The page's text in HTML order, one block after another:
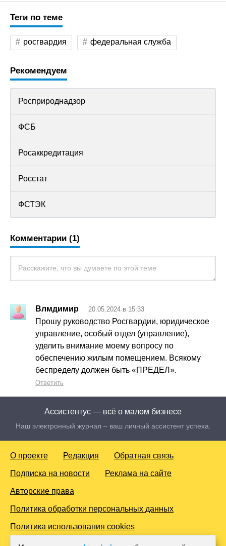
Теги по теме
росгвардия федеральная служба
Рекомендуем
Росприроднадзор
ФСБ
Росаккредитация
Росстат
ФСТЭК
Комментарии (1)
Влмдимир 20.05.2024 в 15:33
Прошу руководство Росгвардии, юридическое
управление, особый отдел (управление),
уделить внимание моему вопросу по
обеспечению жилым помещением. Всякому
беспределу должен быть «ПРЕДЕЛ».
Ответить
Ассистентус — всё о малом бизнесе
Наш электронный журнал – ваш личный ассистент успеха.
О проекте Редакция Обратная связь
Подписка на новости Реклама на сайте
Авторские права
Политика обработки персональных данных
Политика использования cookies
© 2016-2026 Все права защищены. Для лиц старше 18 лет.